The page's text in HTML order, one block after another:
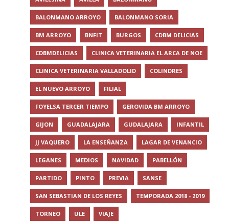
BALONMANO ARROYO BALONMANO SORIA
BM ARROYO BNFIT BURGOS CDBM DELICIAS
CDBMDELICIAS CLINICA VETERINARIA EL ARCA DE NOE
CLINICA VETERINARIA VALLADOLID COLINDRES
EL NUEVO ARROYO FILIAL
FOYELSA TERCER TIEMPO GEROVIDA BM ARROYO
GIJON GUADALAJARA GUDALAJARA INFANTIL
JJ VAQUERO LA ENSEÑANZA LAGAR DE VENANCIO
LEGANES MEDIOS NAVIDAD PABELLÓN
PARTIDO PINTO PREVIA SANSE
SAN SEBASTIAN DE LOS REYES TEMPORADA 2018 - 2019
TORNEO ULE VIAJE